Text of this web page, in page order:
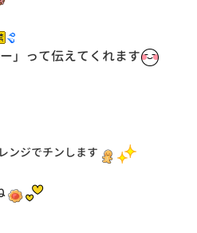
」って伝えてくれます
ンジでチンします